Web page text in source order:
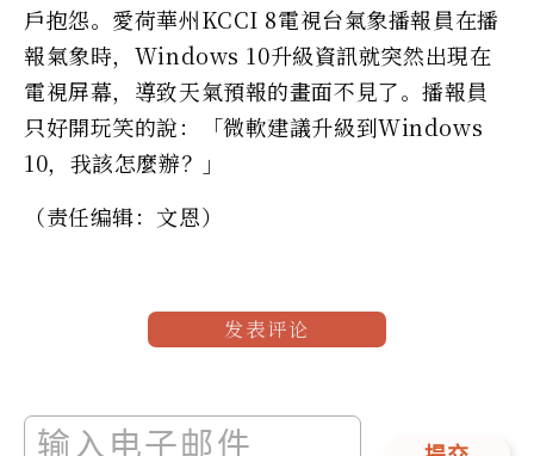
戶抱怨。愛荷華州KCCI 8電視台氣象播報員在播
報氣象時，Windows 10升級資訊就突然出現在
電視屏幕，導致天氣預報的畫面不見了。播報員
只好開玩笑的說：「微軟建議升級到Windows
10，我該怎麼辦？」
（责任编辑：文恩）
发表评论